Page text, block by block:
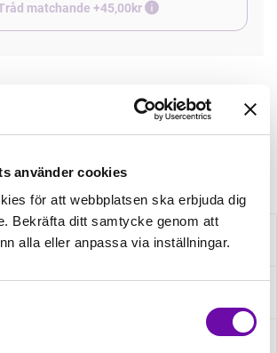
använder cookies
för att webbplatsen ska erbjuda dig
Bekräfta ditt samtycke genom att
alla eller anpassa via inställningar.
Tråd matchande +45,00kr